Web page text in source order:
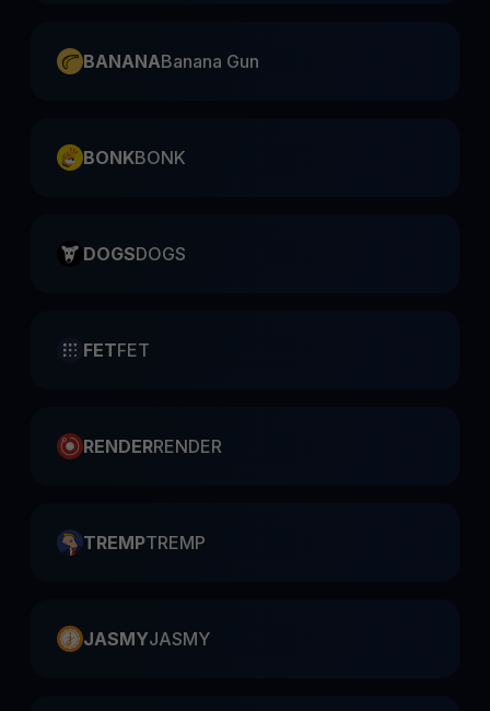
BANANABanana Gun
BONKBONK
DOGSDOGS
FETFET
RENDERRENDER
TREMPTREMP
JASMYJASMY